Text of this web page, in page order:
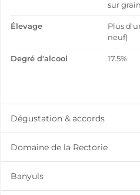
sur
Élevage
Plus
neuf)
Degré d'alcool 17.5%
Dégustation & accords
Domaine de la Rectorie
Banyuls